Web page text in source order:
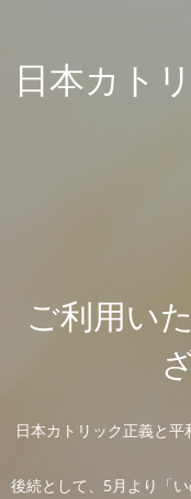
日本カト
ご利用い
日本カトリック正義と
後続として、5月より「